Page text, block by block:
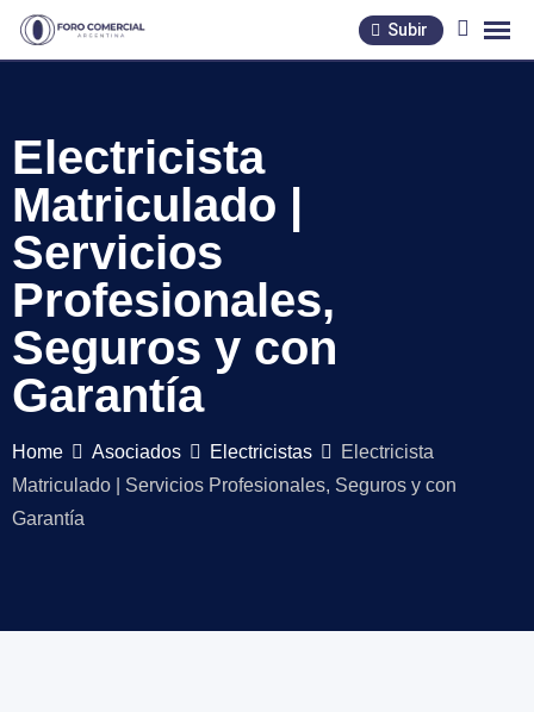
Skip
Subir
Electricista
Matriculado |
Servicios
Profesionales,
Seguros y con
Garantía
Home Asociados Electricistas
Electricista
Matriculado | Servicios Profesionales, Seguros y con
Garantía